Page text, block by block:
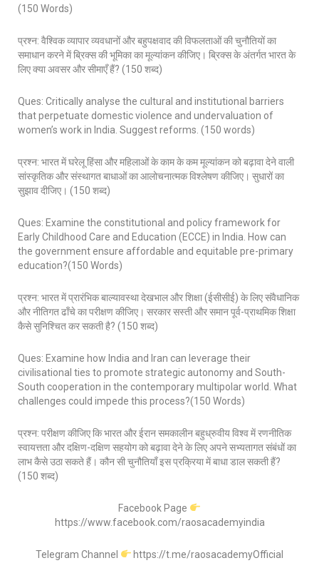
(150 Words)
प्रश्न: वैश्विक व्यापार व्यवधानों और बहुपक्षवाद की विफलताओं की चुनौतियों का
समाधान करने में ब्रिक्स की भूमिका का मूल्यांकन कीजिए। ब्रिक्स के अंतर्गत भारत के
लिए क्या अवसर और सीमाएँ हैं? (150 शब्द)
Ques: Critically analyse the cultural and institutional barriers
that perpetuate domestic violence and undervaluation of
women’s work in India. Suggest reforms. (150 words)
प्रश्न: भारत में घरेलू हिंसा और महिलाओं के काम के कम मूल्यांकन को बढ़ावा देने वाली
सांस्कृतिक और संस्थागत बाधाओं का आलोचनात्मक विश्लेषण कीजिए। सुधारों का
सुझाव दीजिए। (150 शब्द)
Ques: Examine the constitutional and policy framework for
Early Childhood Care and Education (ECCE) in India. How can
the government ensure affordable and equitable pre-primary
education?(150 Words)
प्रश्न: भारत में प्रारंभिक बाल्यावस्था देखभाल और शिक्षा (ईसीसीई) के लिए संवैधानिक
और नीतिगत ढाँचे का परीक्षण कीजिए। सरकार सस्ती और समान पूर्व-प्राथमिक शिक्षा
कैसे सुनिश्चित कर सकती है? (150 शब्द)
Ques: Examine how India and Iran can leverage their
civilisational ties to promote strategic autonomy and South-
South cooperation in the contemporary multipolar world. What
challenges could impede this process?(150 Words)
प्रश्न: परीक्षण कीजिए कि भारत और ईरान समकालीन बहुध्रुवीय विश्व में रणनीतिक
स्वायत्तता और दक्षिण-दक्षिण सहयोग को बढ़ावा देने के लिए अपने सभ्यतागत संबंधों का
लाभ कैसे उठा सकते हैं। कौन सी चुनौतियाँ इस प्रक्रिया में बाधा डाल सकती हैं?
(150 शब्द)
Facebook Page
https://www.facebook.com/raosacademyindia
Telegram Channel https://t.me/raosacademyOfficial